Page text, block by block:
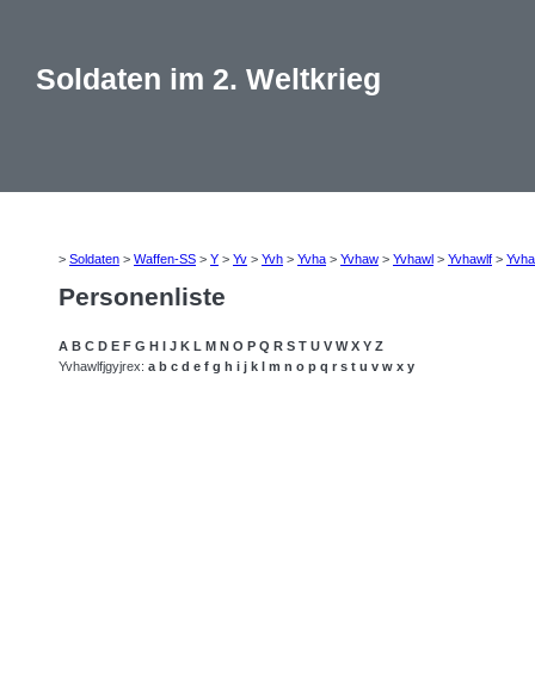
Soldaten im 2. Weltkrieg
> Soldaten > Waffen-SS > Y > Yv > Yvh > Yvha > Yvhaw > Yvhawl > Yvhawlf >
Personenliste
A B C D E F G H I J K L M N O P Q R S T U V W X Y Z
Yvhawlfjgyjrex: a b c d e f g h i j k l m n o p q r s t u v w x y